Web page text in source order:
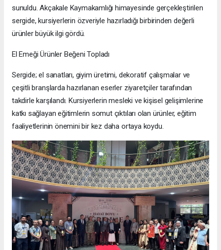
sunuldu. Akçakale Kaymakamlığı himayesinde gerçekleştirilen
sergide, kursiyerlerin özveriyle hazırladığı birbirinden değerli
ürünler büyük ilgi gördü.
El Emeği Ürünler Beğeni Topladı
Sergide; el sanatları, giyim üretimi, dekoratif çalışmalar ve
çeşitli branşlarda hazırlanan eserler ziyaretçiler tarafından
takdirle karşılandı. Kursiyerlerin mesleki ve kişisel gelişimlerine
katkı sağlayan eğitimlerin somut çıktıları olan ürünler, eğitim
faaliyetlerinin önemini bir kez daha ortaya koydu.